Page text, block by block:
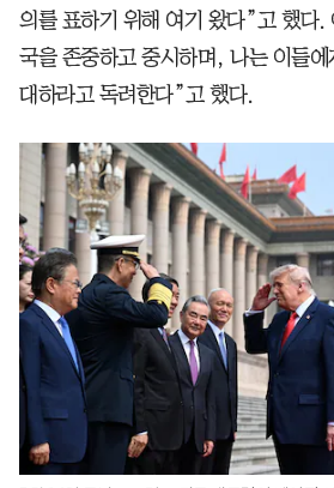
의를 표하기 위해 여기 왔다”고 했다.
국을 존중하고 중시하며, 나는 이들
대하라고 독려한다”고 했다.